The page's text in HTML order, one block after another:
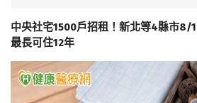
中央社宅1500戶招租！新北等4縣市
最長可住12年